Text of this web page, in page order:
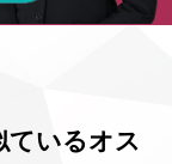
ているオス